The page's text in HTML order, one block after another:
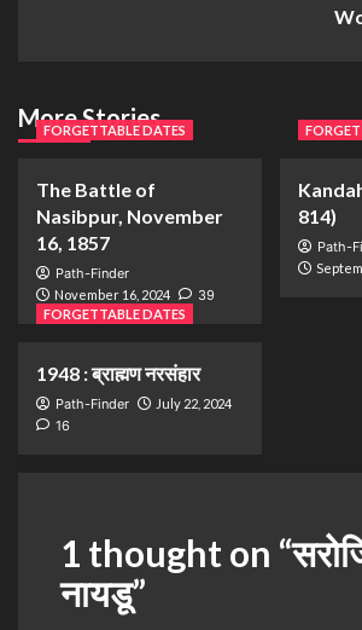
More Stories
FORGETTABLE DATES
The Battle of
Nasibpur, November
16, 1857
Path-Finder
November 16, 2024 39
814)
Path-
FORGETTABLE DATES
1948 : ब्राह्मण नरसंहार
Path-Finder July 22, 2024
16
1 thought on “
नायडू”